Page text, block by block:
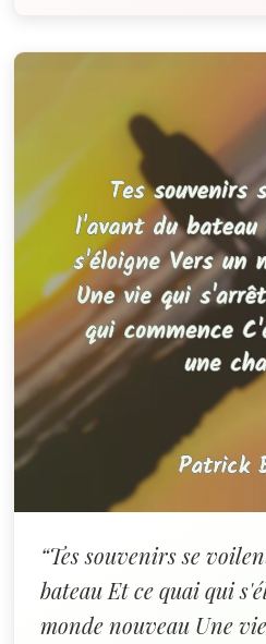
“Tes souvenirs se
bateau Et ce quai qui
monde nouveau Une